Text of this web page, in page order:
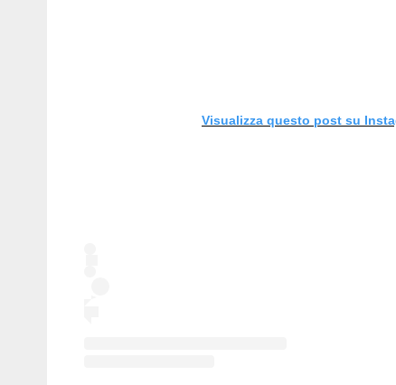
Visualizza questo post su